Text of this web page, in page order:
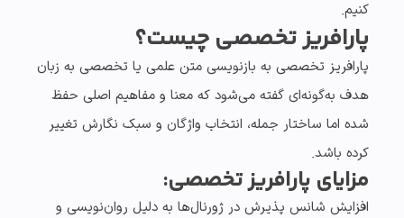
کنیم.
پارافریز تخصصی چیست؟
پارافریز تخصصی به بازنویسی متن علمی یا تخصصی به زبان
هدف به‌گونه‌ای گفته می‌شود که معنا و مفاهیم اصلی حفظ
شده اما ساختار جمله، انتخاب واژگان و سبک نگارش تغییر
کرده باشد.
مزایای پارافریز تخصصی:
افزایش شانس پذیرش در ژورنال‌ها به دلیل روان‌نویسی و